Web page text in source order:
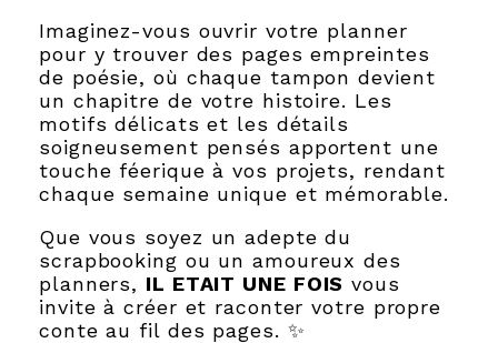
Imaginez-vous ouvrir votre planner
pour y trouver des pages empreintes
de poésie, où chaque tampon devient
un chapitre de votre histoire. Les
motifs délicats et les détails
soigneusement pensés apportent une
touche féerique à vos projets, rendant
chaque semaine unique et mémorable.
Que vous soyez un adepte du
scrapbooking ou un amoureux des
planners, IL ETAIT UNE FOIS vous
invite à créer et raconter votre propre
conte au fil des pages. ✨